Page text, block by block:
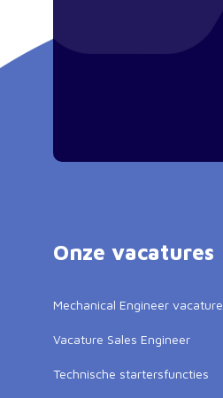
Onze vacatures
Mechanical Engineer vacature
Vacature Sales Engineer
Technische startersfuncties